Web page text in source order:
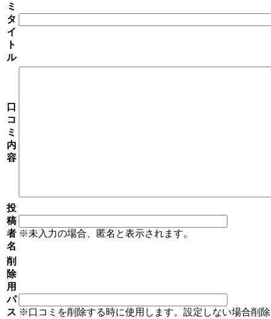
ミ
タ
イ
ト
ル
口
コ
ミ
内
容
投
稿
者
名
※未入力の場合、匿名と表示されます。
削
除
用
パ
ス ※口コミを削除する時に使用します。設定しない場合削